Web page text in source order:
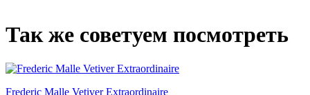
Так же советуем посмотреть
Frederic Malle Vetiver Extraordinaire